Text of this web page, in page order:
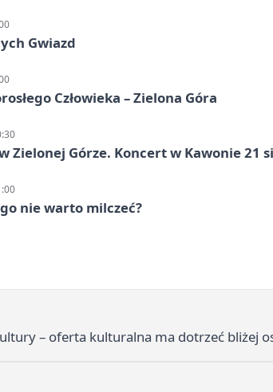
Gwiazd
Człowieka – Zielona Góra
Zielonej Górze. Koncert w Kawonie 21
nie warto milczeć?
– oferta kulturalna ma dotrzeć bliżej